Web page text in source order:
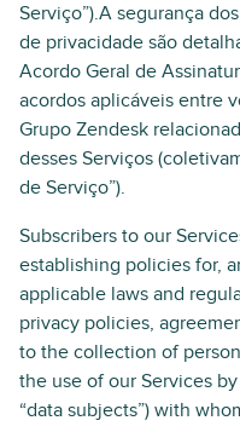
Serviço”).A segurança
de privacidade são
Acordo Geral de
acordos aplicáveis entre
Grupo Zendesk
desses Serviços
de Serviço”).
Subscribers to our
establishing policies for,
applicable laws and
privacy policies,
to the collection of
the use of our Services
“data subjects”) with